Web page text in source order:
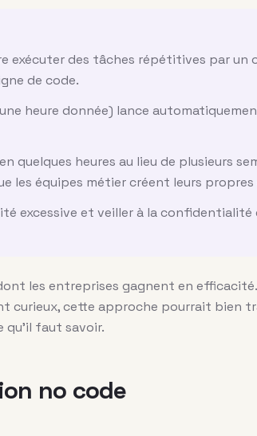
exécuter des tâches répétitives par un
de code.
heure donnée) lance
quelques heures au lieu de plusieurs
les équipes métier créent leurs
excessive et veiller à la confidentialité
les entreprises gagnent en efficacité.
curieux, cette approche pourrait bien
faut savoir.
no code